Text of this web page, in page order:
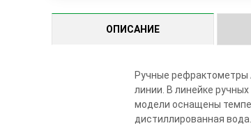
ОПИСАНИЕ
Ручные рефрактометры
линии. В линейке
модели оснащены
дистиллированная вода.